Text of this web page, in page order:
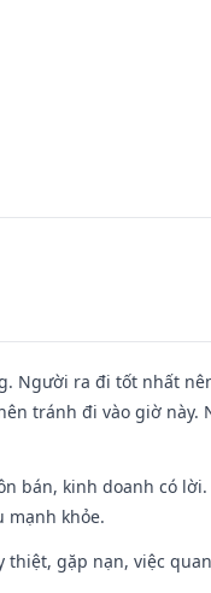
Người ra đi tốt nhất
tránh đi vào giờ này.
bán, kinh doanh có
mạnh khỏe.
thiệt, gặp nạn, việc